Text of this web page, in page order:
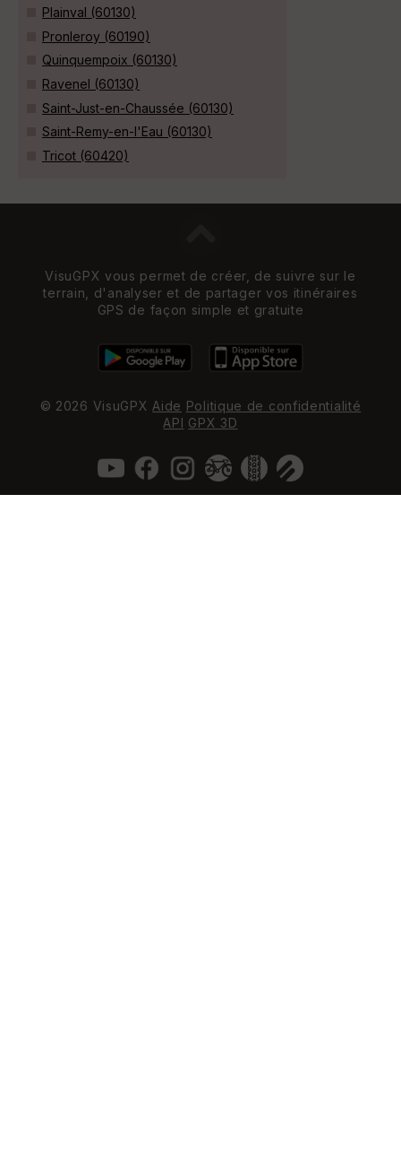
Plainval (60130)
Pronleroy (60190)
Quinquempoix (60130)
Ravenel (60130)
Saint-Just-en-Chaussée (60130)
Saint-Remy-en-l'Eau (60130)
Tricot (60420)
VisuGPX vous permet de créer, de suivre sur le
terrain, d'analyser et de partager vos itinéraires
GPS de façon simple et gratuite
© 2026 VisuGPX Aide Politique de confidentialité
API GPX 3D